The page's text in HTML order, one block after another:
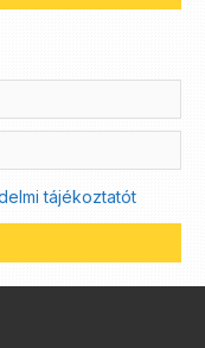
tájékoztatót